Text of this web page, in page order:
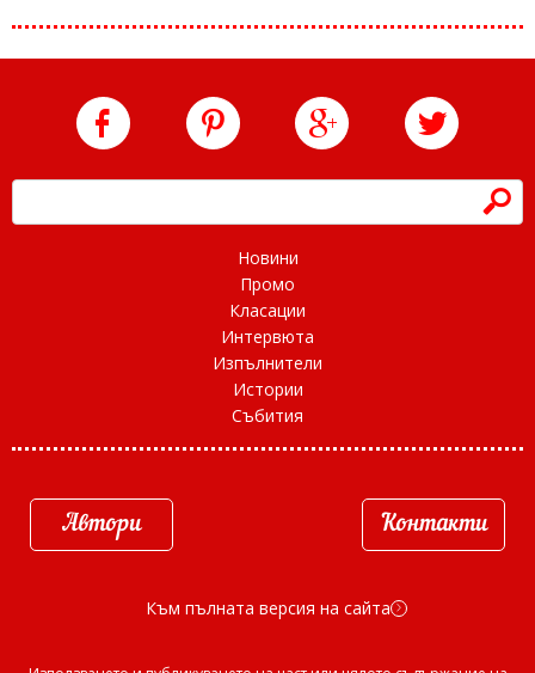
h
Новини
Промо
Класации
Интервюта
Изпълнители
Истории
Събития
Автори Контакти
Към пълната версия на сайта d